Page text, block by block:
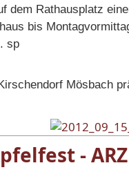
dem Rathausplatz
bis
sp
Mösbach
- ARZ